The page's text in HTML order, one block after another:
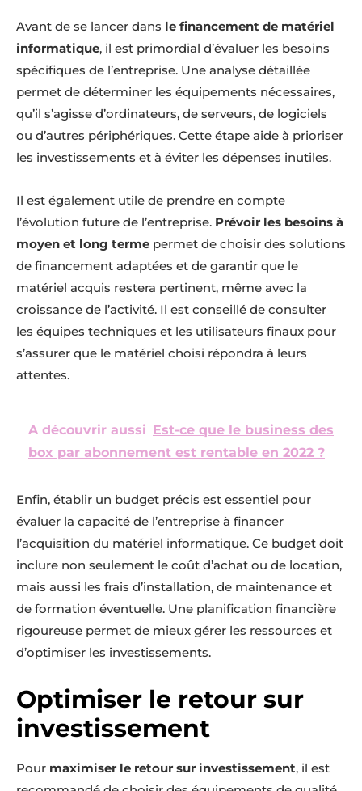
Avant de se lancer dans le financement de matériel
informatique, il est primordial d’évaluer les besoins
spécifiques de l’entreprise. Une analyse détaillée
permet de déterminer les équipements nécessaires,
qu’il s’agisse d’ordinateurs, de serveurs, de logiciels
ou d’autres périphériques. Cette étape aide à prioriser
les investissements et à éviter les dépenses inutiles.
Il est également utile de prendre en compte
l’évolution future de l’entreprise. Prévoir les besoins à
moyen et long terme permet de choisir des solutions
de financement adaptées et de garantir que le
matériel acquis restera pertinent, même avec la
croissance de l’activité. Il est conseillé de consulter
les équipes techniques et les utilisateurs finaux pour
s’assurer que le matériel choisi répondra à leurs
attentes.
A découvrir aussi Est-ce que le business des
box par abonnement est rentable en 2022 ?
Enfin, établir un budget précis est essentiel pour
évaluer la capacité de l’entreprise à financer
l’acquisition du matériel informatique. Ce budget doit
inclure non seulement le coût d’achat ou de location,
mais aussi les frais d’installation, de maintenance et
de formation éventuelle. Une planification financière
rigoureuse permet de mieux gérer les ressources et
d’optimiser les investissements.
Optimiser le retour sur
investissement
Pour maximiser le retour sur investissement, il est